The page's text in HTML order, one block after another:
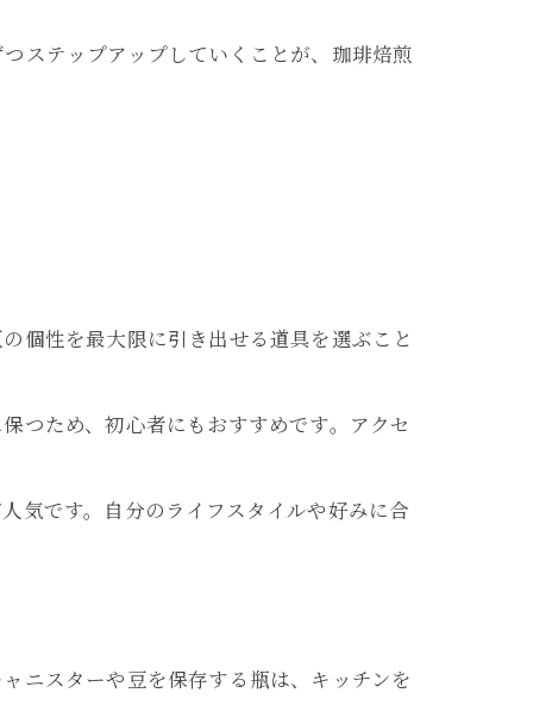
ステップアップしていくことが、珈琲焙煎
個性を最大限に引き出せる道具を選ぶこと
つため、初心者にもおすすめです。アクセ
気です。自分のライフスタイルや好みに合
ニスターや豆を保存する瓶は、キッチンを